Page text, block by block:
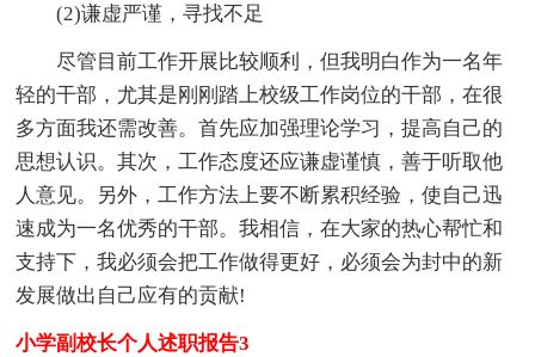
(2)谦虚严谨，寻找不足
尽管目前工作开展比较顺利，但我明白作为一名年
轻的干部，尤其是刚刚踏上校级工作岗位的干部，在很
多方面我还需改善。首先应加强理论学习，提高自己的
思想认识。其次，工作态度还应谦虚谨慎，善于听取他
人意见。另外，工作方法上要不断累积经验，使自己迅
速成为一名优秀的干部。我相信，在大家的热心帮忙和
支持下，我必须会把工作做得更好，必须会为封中的新
发展做出自己应有的贡献!
小学副校长个人述职报告3